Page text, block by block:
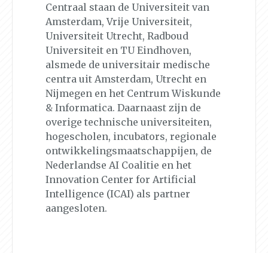
Centraal staan de Universiteit van
Amsterdam, Vrije Universiteit,
Universiteit Utrecht, Radboud
Universiteit en TU Eindhoven,
alsmede de universitair medische
centra uit Amsterdam, Utrecht en
Nijmegen en het Centrum Wiskunde
& Informatica. Daarnaast zijn de
overige technische universiteiten,
hogescholen, incubators, regionale
ontwikkelingsmaatschappijen, de
Nederlandse AI Coalitie en het
Innovation Center for Artificial
Intelligence (ICAI) als partner
aangesloten.